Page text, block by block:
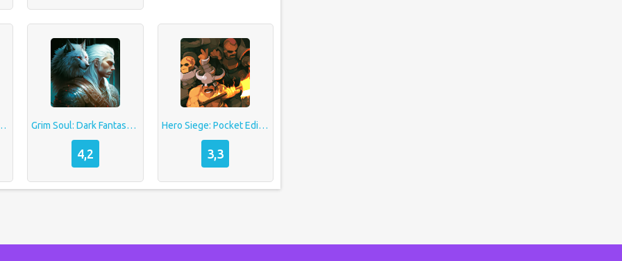
Survival Grim Soul: Dark Fantasy Survival
4,2
Hero Siege: Pocket Edition
3,3